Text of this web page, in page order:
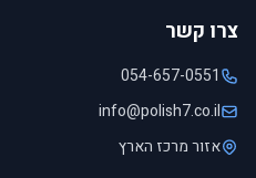
צרו קשר
054-657-0551
info@polish7.co.il
אזור מרכז הארץ